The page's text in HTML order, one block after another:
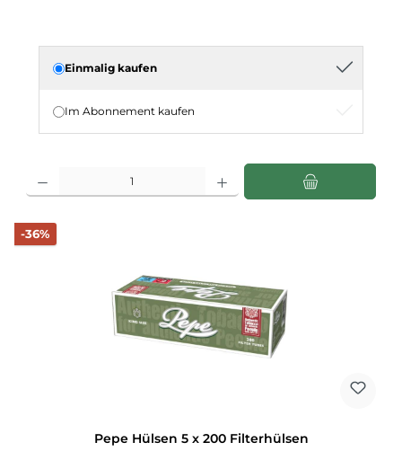
Einmalig kaufen
Im Abonnement kaufen
Produkt Anzahl: Gib den gewünschten Wert ein oder benutze die Schaltflächen
-36%Rabatt
Pepe Hülsen 5 x 200 Filterhülsen